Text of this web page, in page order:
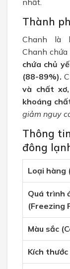
nhất.
Thành
Chanh là
Chanh chứa
chứa chủ
(88-89%).
và chất
khoáng
giảm nguy
Thông
đông
Loại hàng
Quá trình
(Freezing
Màu sắc
Kích thước